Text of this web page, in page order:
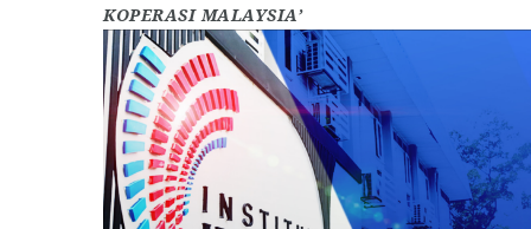
KOPERASI MALAYSIA’